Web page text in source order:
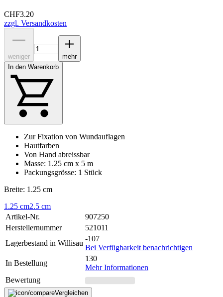
CHF3.20
zzgl. Versandkosten
weniger
mehr
In den Warenkorb
Zur Fixation von Wundauflagen
Hautfarben
Von Hand abreissbar
Masse: 1.25 cm x 5 m
Packungsgrösse: 1 Stück
Breite: 1.25 cm
1.25 cm2.5 cm
Artikel-Nr.
907250
Herstellernummer
521011
Lagerbestand in Willisau
-107
Bei Verfügbarkeit benachrichtigen
In Bestellung
130
Mehr Informationen
Bewertung
Vergleichen